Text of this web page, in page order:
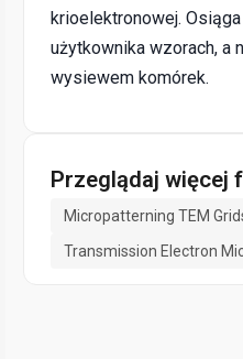
krioelektronowej.
użytkownika wzorach, a
wysiewem komórek.
Przeglądaj więcej
Micropatterning TEM
Transmission Electron